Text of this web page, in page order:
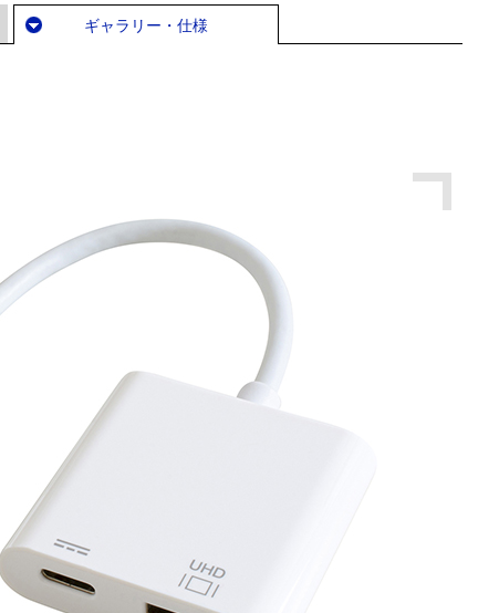
ギャラリー・仕様